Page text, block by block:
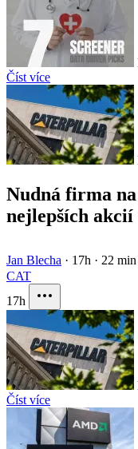
Číst více
Nudná firma
nejlepších akcií
Jan Blecha · 17h · 22
CAT
17h
Číst více